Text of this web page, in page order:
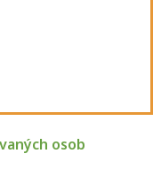
osob